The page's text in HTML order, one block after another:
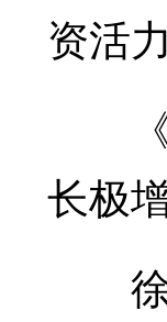
资活
《
长极
徐